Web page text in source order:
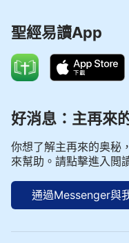
我自己的生命都獻給
哪！你實在可愛，假
意愛你，只要是活
罰、你的試煉，我更
樣愛你。我願意看見
義的，因為我是因
有意義的，但我還不
我知道我不能完全滿
聖經易讀App
好消息：主再來
你想了解主再來的奥秘
來幫助。請點擊進入閲
通過Messenger與